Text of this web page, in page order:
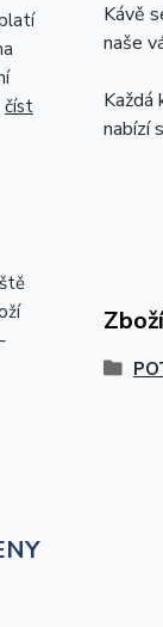
číst
Kávě
naše
Každá
nabízí